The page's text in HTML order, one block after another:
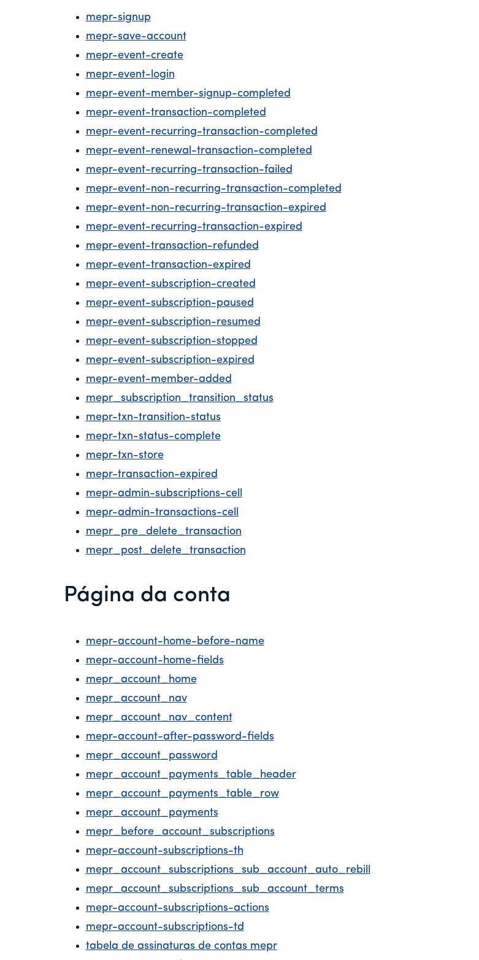
mepr-signup
mepr-save-account
mepr-event-create
mepr-event-login
mepr-event-member-signup-completed
mepr-event-transaction-completed
mepr-event-recurring-transaction-completed
mepr-event-renewal-transaction-completed
mepr-event-recurring-transaction-failed
mepr-event-non-recurring-transaction-completed
mepr-event-non-recurring-transaction-expired
mepr-event-recurring-transaction-expired
mepr-event-transaction-refunded
mepr-event-transaction-expired
mepr-event-subscription-created
mepr-event-subscription-paused
mepr-event-subscription-resumed
mepr-event-subscription-stopped
mepr-event-subscription-expired
mepr-event-member-added
mepr_subscription_transition_status
mepr-txn-transition-status
mepr-txn-status-complete
mepr-txn-store
mepr-transaction-expired
mepr-admin-subscriptions-cell
mepr-admin-transactions-cell
mepr_pre_delete_transaction
mepr_post_delete_transaction
Página da conta
mepr-account-home-before-name
mepr-account-home-fields
mepr_account_home
mepr_account_nav
mepr_account_nav_content
mepr-account-after-password-fields
mepr_account_password
mepr_account_payments_table_header
mepr_account_payments_table_row
mepr_account_payments
mepr_before_account_subscriptions
mepr-account-subscriptions-th
mepr_account_subscriptions_sub_account_auto_rebill
mepr_account_subscriptions_sub_account_terms
mepr-account-subscriptions-actions
mepr-account-subscriptions-td
tabela de assinaturas de contas mepr